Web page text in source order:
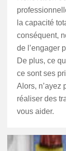
la capacité
conséquent,
de l’engager
De plus, ce
ce sont ses
Alors, n’ayez
réaliser des
vous aider.